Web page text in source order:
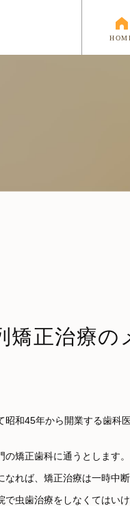
矯正治療の
和45年から開業する歯科医
矯正歯科に通うとします。
れば、矯正治療は一時中断
虫歯治療をしなくてはいけ